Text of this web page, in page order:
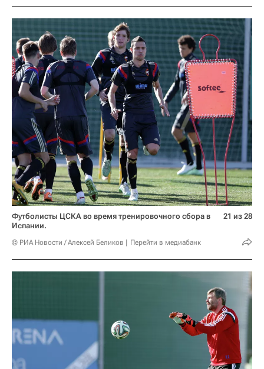
Футболисты ЦСКА во время тренировочного сбора в
Испании.
© РИА Новости / Алексей Беликов Перейти в медиабанк
21 из 28